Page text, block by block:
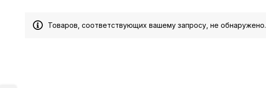
Товаров, соответствующих вашему запросу, не обнаружено.